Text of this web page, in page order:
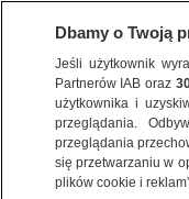
ŚWIAT
Dbamy o Twoją
Jeśli użytkownik
Partnerów IAB oraz
użytkownika i
przeglądania.
przeglądania
się przetwarzaniu w
plików cookie i